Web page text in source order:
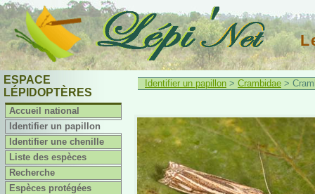
ESPACE
LÉPIDOPTÈRES
Accueil national
Identifier un papillon
Identifier une chenille
Liste des espèces
Recherche
Espèces protégées
Identifier un papillon > Crambidae >